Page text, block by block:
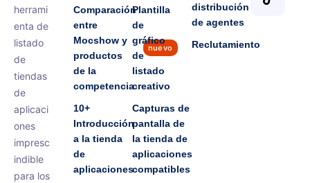
herrami
enta de
listado
de
tiendas
de
aplicaci
ones
impresc
indible
para los
Comparación
entre
Mocshow y
productos
de la
competencia
nuevo
10+
Introducción
a la tienda
de
aplicaciones
Plantilla
de
gráfico
de
listado
creativo
Capturas de
pantalla de
la tienda de
aplicaciones
compatibles
distribución
de agentes
Reclutamiento